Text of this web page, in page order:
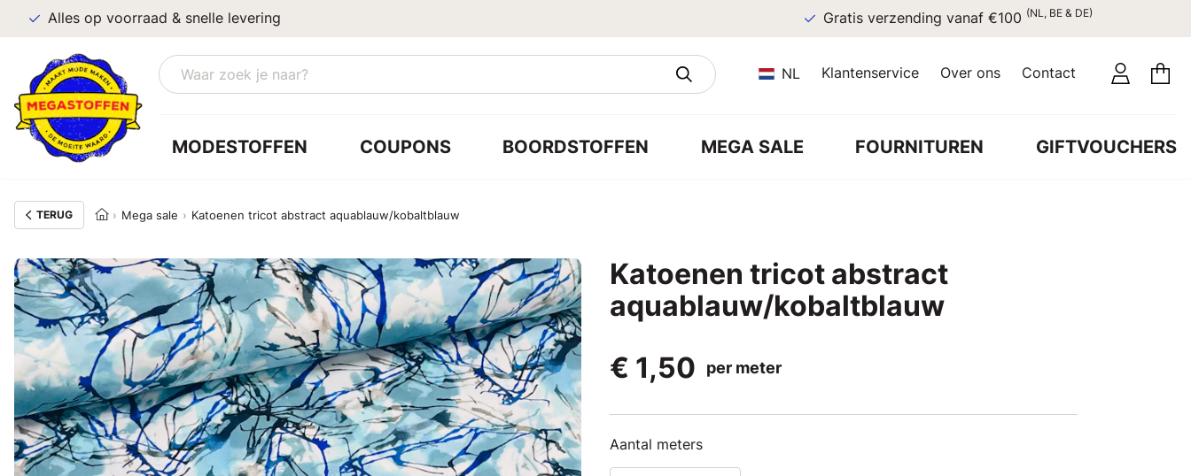
Alles op voorraad & snelle levering Gratis verzending vanaf €100 (NL, BE & DE)
NL Klantenservice Over ons Contact
MODESTOFFEN COUPONS BOORDSTOFFEN MEGA SALE FOURNITUREN GIFTVOUCHERS
TERUG Mega sale Katoenen tricot abstract aquablauw/kobaltblauw
Katoenen tricot abstract
aquablauw/kobaltblauw
€ 1,50
per meter
Aantal meters